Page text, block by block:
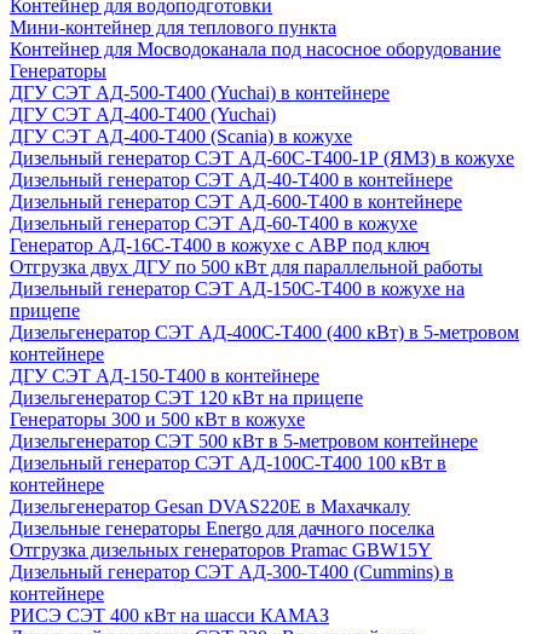
Контейнер для водоподготовки
Мини-контейнер для теплового пункта
Контейнер для Мосводоканала под насосное оборудование
Генераторы
ДГУ СЭТ АД-500-Т400 (Yuchai) в контейнере
ДГУ СЭТ АД-400-Т400 (Yuchai)
ДГУ СЭТ АД-400-Т400 (Scania) в кожухе
Дизельный генератор СЭТ АД-60С-Т400-1Р (ЯМЗ) в кожухе
Дизельный генератор СЭТ АД-40-Т400 в контейнере
Дизельный генератор СЭТ АД-600-Т400 в контейнере
Дизельный генератор СЭТ АД-60-Т400 в кожухе
Генератор АД-16С-Т400 в кожухе с АВР под ключ
Отгрузка двух ДГУ по 500 кВт для параллельной работы
Дизельный генератор СЭТ АД-150С-Т400 в кожухе на
прицепе
Дизельгенератор СЭТ АД-400С-Т400 (400 кВт) в 5-метровом
контейнере
ДГУ СЭТ АД-150-Т400 в контейнере
Дизельгенератор СЭТ 120 кВт на прицепе
Генераторы 300 и 500 кВт в кожухе
Дизельгенератор СЭТ 500 кВт в 5-метровом контейнере
Дизельный генератор СЭТ АД-100С-Т400 100 кВт в
контейнере
Дизельгенератор Gesan DVAS220E в Махачкалу
Дизельные генераторы Energo для дачного поселка
Отгрузка дизельных генераторов Pramac GВW15Y
Дизельный генератор СЭТ АД-300-Т400 (Cummins) в
контейнере
РИСЭ СЭТ 400 кВт на шасси КАМАЗ